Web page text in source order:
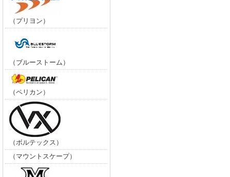
（プリヨン）
（ブルーストーム）
（ペリカン）
（ボルテックス）
（マウントスケープ）